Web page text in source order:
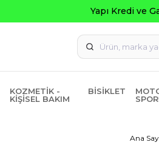
KOZMETIK -
KIŞISEL BAKIM
BISIKLET
Ana